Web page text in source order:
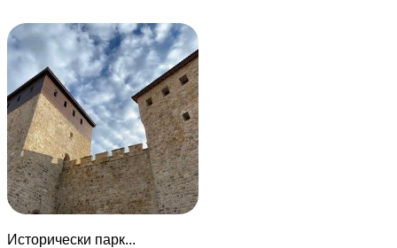
Исторически парк...